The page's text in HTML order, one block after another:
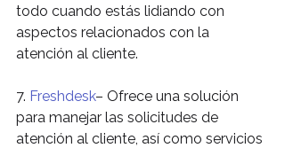
todo cuando estás lidiando con
aspectos relacionados con la
atención al cliente.
7. Freshdesk– Ofrece una solución
para manejar las solicitudes de
atención al cliente, así como servicios